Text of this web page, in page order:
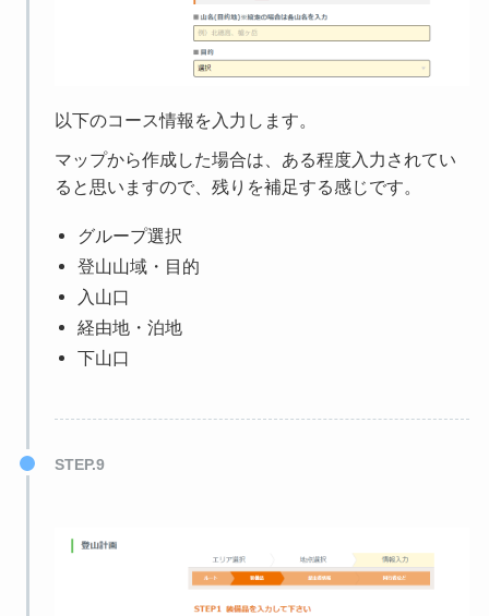
以下のコース情報を入力します。
マップから作成した場合は、ある程度入力されてい
ると思いますので、残りを補足する感じです。
グループ選択
登山山域・目的
入山口
経由地・泊地
下山口
STEP.9